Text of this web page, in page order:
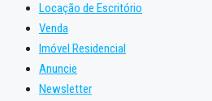
Locação de Escritório
Venda
Imóvel Residencial
Anuncie
Newsletter